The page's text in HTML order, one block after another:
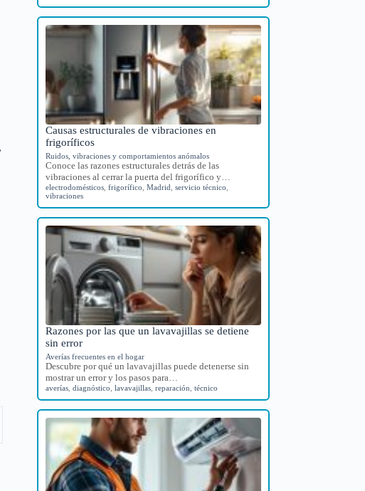
Causas estructurales de vibraciones en
frigoríficos
Ruidos, vibraciones y comportamientos anómalos
Conoce las razones estructurales detrás de las
vibraciones al cerrar la puerta del frigorífico y…
electrodomésticos ,frigorífico ,Madrid ,servicio técnico
vibraciones
Razones por las que un lavavajillas se detiene
sin error
Averías frecuentes en el hogar
Descubre por qué un lavavajillas puede detenerse sin
mostrar un error y los pasos para…
averías ,diagnóstico ,lavavajillas ,reparación ,técnico